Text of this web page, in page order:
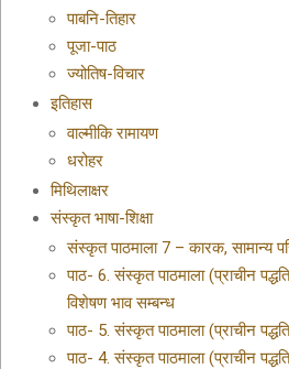
पाबनि-तिहार
पूजा-पाठ
ज्योतिष-विचार
इतिहास
वाल्मीकि रामायण
धरोहर
मिथिलाक्षर
संस्कृत भाषा-शिक्षा
संस्कृत पाठमाला 7 – कारक, सामान्य
पाठ- 6. संस्कृत पाठमाला (प्राचीन
विशेषण भाव सम्बन्ध
पाठ- 5. संस्कृत पाठमाला (प्राचीन
पाठ- 4. संस्कृत पाठमाला (प्राचीन